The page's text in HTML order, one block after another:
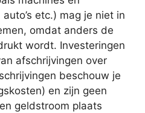
etc.) mag je niet in
omdat anders de
wordt. Investeringen
afschrijvingen over
beschouw je
en zijn geen
geldstroom plaats